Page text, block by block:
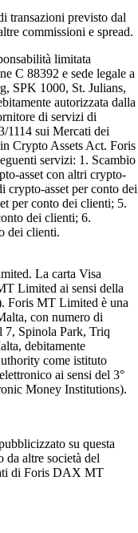
transazioni previsto dal
commissioni e spread.
limitata
C 88392 e sede legale a
SPK 1000, St. Julians,
autorizzata dalla
di servizi di
1114 sui Mercati dei
Crypto Assets Act. Foris
servizi: 1. Scambio
asset con altri crypto-
crypto-asset per conto dei
per conto dei clienti; 5.
dei clienti; 6.
dei clienti.
La carta Visa
Limited ai sensi della
Foris MT Limited è una
con numero di
7, Spinola Park, Triq
debitamente
come istituto
ai sensi del 3°
Money Institutions).
su questa
da altre società del
di Foris DAX MT